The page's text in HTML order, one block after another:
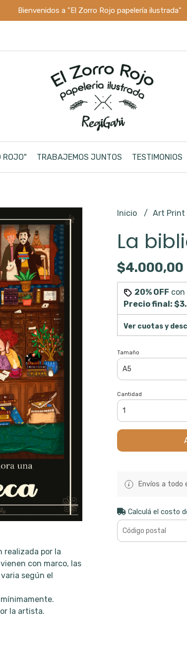
Bienvenidos a "El Zorro Rojo papelería ilustrada"
ROJO" TRABAJEMOS JUNTOS TESTIMONIOS
realizada por la
con marco, las
según el
la artista.
Inicio Art Print
La
$4.000,00
20% OFF con
Precio final:
Ver cuotas y
Tamaño
Cantidad
Envíos a todo
Calculá el costo